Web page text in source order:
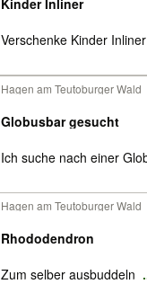
Kinder Inliner
Verschenke Kinder
Hagen am Teutoburger Wald
Globusbar gesucht
Ich suche nach einer
Hagen am Teutoburger Wald
Rhododendron
Zum selber ausbuddeln